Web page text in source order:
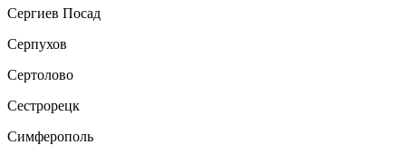
Сергиев Посад
Серпухов
Сертолово
Сестрорецк
Симферополь